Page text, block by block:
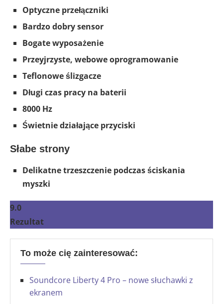
Optyczne przełączniki
Bardzo dobry sensor
Bogate wyposażenie
Przeyjrzyste, webowe oprogramowanie
Teflonowe ślizgacze
Długi czas pracy na baterii
8000 Hz
Świetnie działające przyciski
Słabe strony
Delikatne trzeszczenie podczas ściskania
myszki
9.0
Rezultat
To może cię zainteresować:
Soundcore Liberty 4 Pro – nowe słuchawki z
ekranem